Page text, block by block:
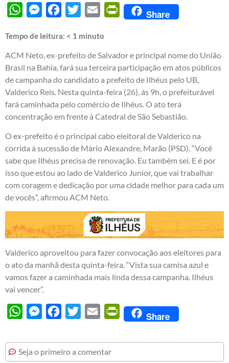
WhatsAppMessengerFacebook
Twitter Email PrintFriendly
Share
Tempo de leitura: < 1 minuto
ACM Neto, ex-prefeito de Salvador e principal nome do União
Brasil na Bahia, fará sua terceira participação em atos públicos
de campanha do candidato a prefeito de Ilhéus pelo UB,
Valderico Reis. Nesta quinta-feira (26), às 9h, o prefeiturável
fará caminhada pelo comércio de Ilhéus. O ato terá
concentração em frente à Catedral de São Sebastião.
O ex-prefeito é o principal cabo eleitoral de Valderico na
corrida à sucessão de Mário Alexandre, Marão (PSD). “Você
sabe que Ilhéus precisa de renovação. Eu também sei. E é por
isso que estou ao lado de Valderico Junior, que vai trabalhar
com coragem e dedicação por uma cidade melhor para cada um
de vocês”, afirmou ACM Neto.
Valderico aproveitou para fazer convocação aos eleitores para
o ato da manhã desta quinta-feira. “Vista sua camisa azul e
vamos fazer a caminhada mais linda dessa campanha. Ilhéus
vai vencer”.
WhatsAppMessengerFacebook
Twitter Email PrintFriendly
Share
Seja o primeiro a comentar